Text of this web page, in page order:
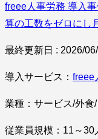
freee人事労務 導入
算の工数をゼロにし
最終更新日 : 2026/
導入サービス： freee
業種：サービス/外食
従業員規模：11～30